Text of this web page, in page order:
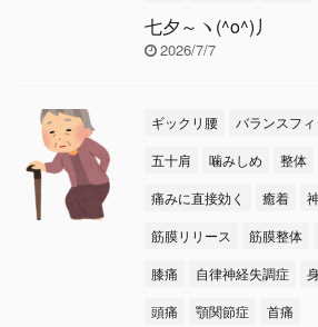
七夕～ヽ(^o^)丿
2026/7/7
ギックリ腰 バランスフィ
五十肩
噛みしめ 整体
痛みに直接効く
癒着
筋膜リリース
筋膜整体
膝痛
自律神経失調症
頭痛
顎関節症 首痛